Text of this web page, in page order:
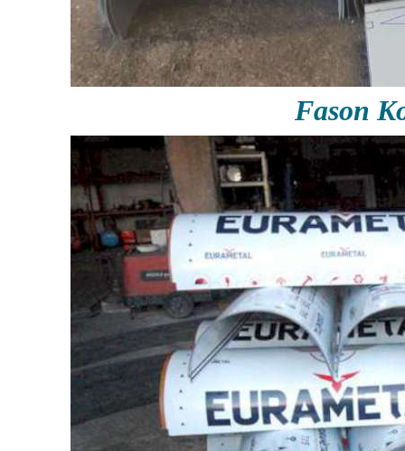
Fason